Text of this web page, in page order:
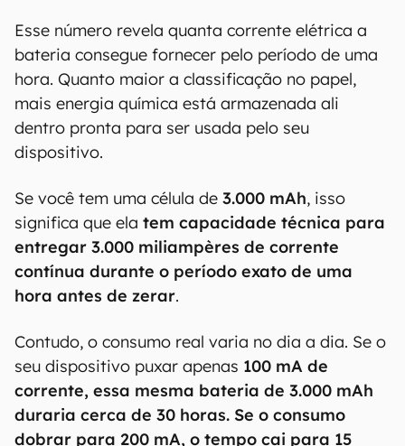
Esse número revela quanta corrente elétrica a
bateria consegue fornecer pelo período de uma
hora. Quanto maior a classificação no papel,
mais energia química está armazenada ali
dentro pronta para ser usada pelo seu
dispositivo.
Se você tem uma célula de 3.000 mAh, isso
significa que ela tem capacidade técnica para
entregar 3.000 miliampères de corrente
contínua durante o período exato de uma
hora antes de zerar.
Contudo, o consumo real varia no dia a dia. Se o
seu dispositivo puxar apenas 100 mA de
corrente, essa mesma bateria de 3.000 mAh
duraria cerca de 30 horas. Se o consumo
dobrar para 200 mA, o tempo cai para 15